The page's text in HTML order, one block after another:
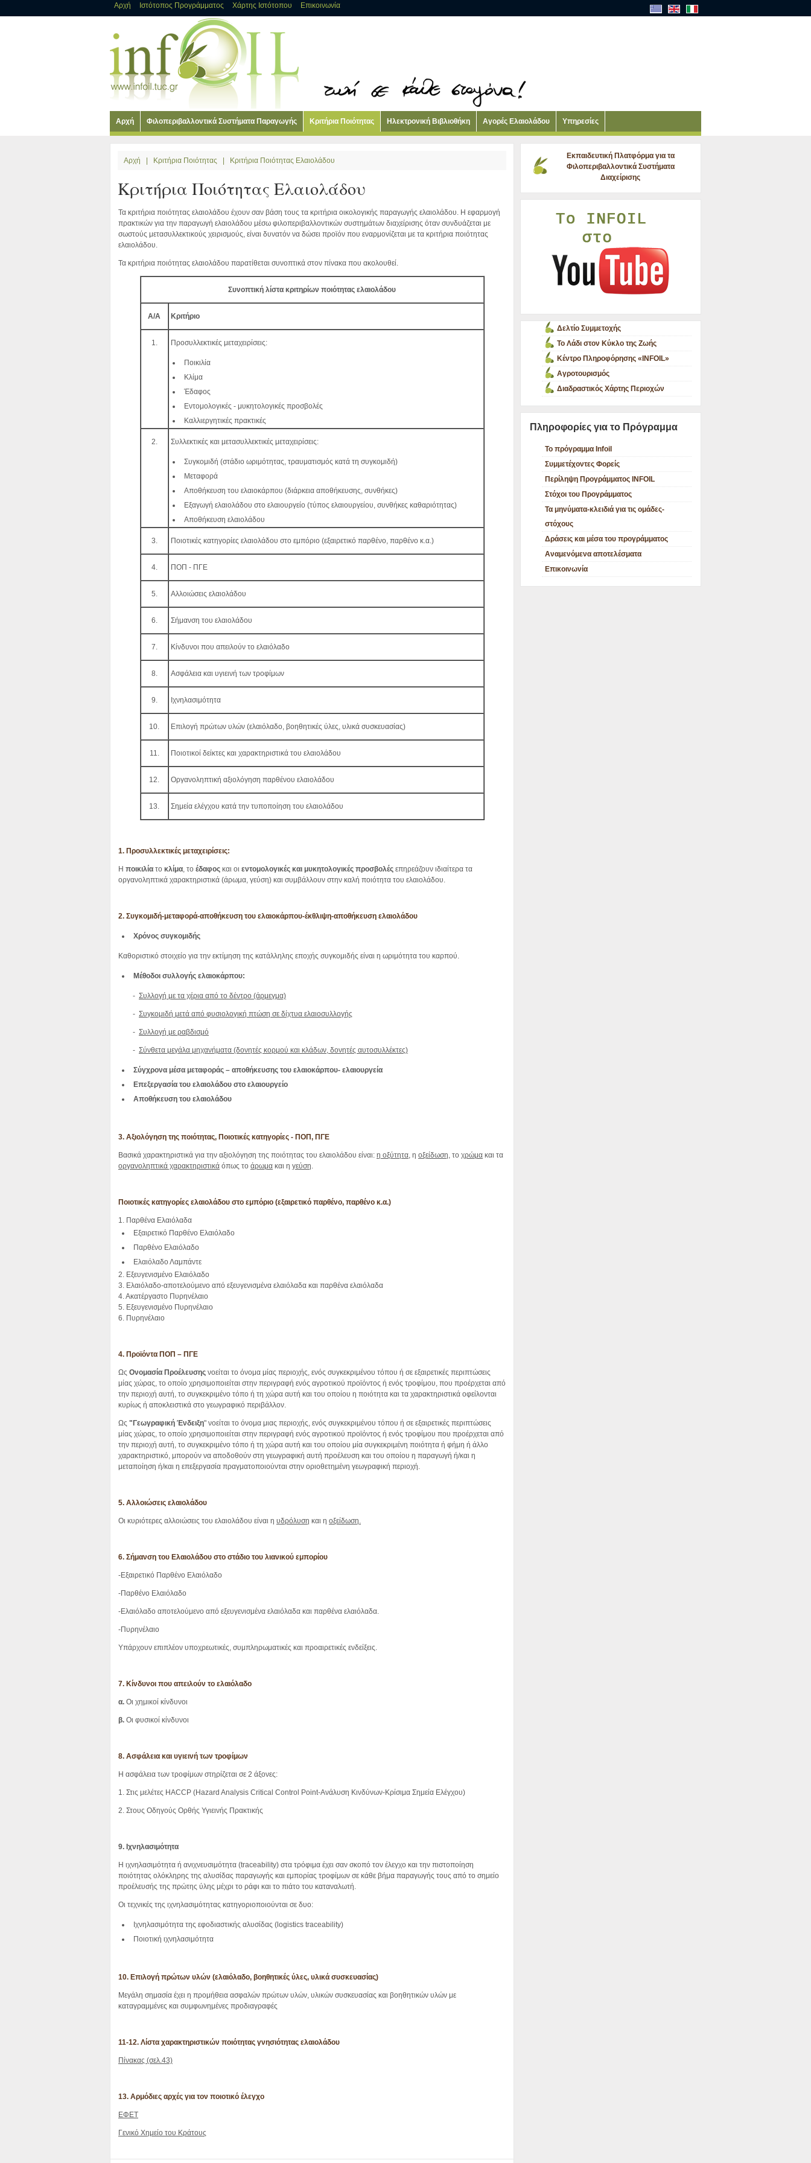
Αρχή Ιστότοπος Προγράμματος Χάρτης Ιστότοπου Επικοινωνία
Αρχή Φιλοπεριβαλλοντικά Συστήματα Παραγωγής Κριτήρια Ποιότητας Ηλεκτρονική Βιβλιοθήκη Αγορές Ελαιολάδου Υπηρεσίες
Εκπαιδευτική Πλατφόρμα για τα
Φιλοπεριβαλλοντικά Συστήματα
Διαχείρισης
Δελτίο Συμμετοχής
Το Λάδι στον Κύκλο της Ζωής
Κέντρο Πληροφόρησης «INFOIL»
Αγροτουρισμός
Διαδραστικός Χάρτης Περιοχών
Πληροφορίες για το Πρόγραμμα
Το πρόγραμμα Infoil
Συμμετέχοντες Φορείς
Περίληψη Προγράμματος INFOIL
Στόχοι του Προγράμματος
Τα μηνύματα-κλειδιά για τις ομάδες-
στόχους
Δράσεις και μέσα του προγράμματος
Αναμενόμενα αποτελέσματα
Επικοινωνία
Αρχή Κριτήρια Ποιότητας Κριτήρια Ποιότητας Ελαιολάδου
Κριτήρια Ποιότητας Ελαιολάδου
Τα κριτήρια ποιότητας ελαιολάδου έχουν σαν βάση τους τα κριτήρια οικολογικής παραγωγής ελαιολάδου. Η εφαρμογή
πρακτικών για την παραγωγή ελαιολάδου μέσω φιλοπεριβαλλοντικών συστημάτων διαχείρισης όταν συνδυάζεται με
σωστούς μετασυλλεκτικούς χειρισμούς, είναι δυνατόν να δώσει προϊόν που εναρμονίζεται με τα κριτήρια ποιότητας
ελαιολάδου.
Τα κριτήρια ποιότητας ελαιολάδου παρατίθεται συνοπτικά στον πίνακα που ακολουθεί.
Συνοπτική λίστα κριτηρίων ποιότητας ελαιολάδου
Α/Α Κριτήριο
1. Προσυλλεκτικές μεταχειρίσεις:
Ποικιλία
Κλίμα
Έδαφος
Εντομολογικές - μυκητολογικές προσβολές
Καλλιεργητικές πρακτικές
2. Συλλεκτικές και μετασυλλεκτικές μεταχειρίσεις:
Συγκομιδή (στάδιο ωριμότητας, τραυματισμός κατά τη συγκομιδή)
Μεταφορά
Αποθήκευση του ελαιοκάρπου (διάρκεια αποθήκευσης, συνθήκες)
Εξαγωγή ελαιολάδου στο ελαιουργείο (τύπος ελαιουργείου, συνθήκες καθαριότητας)
Αποθήκευση ελαιολάδου
3. Ποιοτικές κατηγορίες ελαιολάδου στο εμπόριο (εξαιρετικό παρθένο, παρθένο κ.α.)
4. ΠΟΠ - ΠΓΕ
5. Αλλοιώσεις ελαιολάδου
6. Σήμανση του ελαιολάδου
7. Κίνδυνοι που απειλούν το ελαιόλαδο
8. Ασφάλεια και υγιεινή των τροφίμων
9. Ιχνηλασιμότητα
10. Επιλογή πρώτων υλών (ελαιόλαδο, βοηθητικές ύλες, υλικά συσκευασίας)
11. Ποιοτικοί δείκτες και χαρακτηριστικά του ελαιολάδου
12. Οργανοληπτική αξιολόγηση παρθένου ελαιολάδου
13. Σημεία ελέγχου κατά την τυποποίηση του ελαιολάδου
1. Προσυλλεκτικές μεταχειρίσεις:
Η ποικιλία το κλίμα, το έδαφος και οι εντομολογικές και μυκητολογικές προσβολές επηρεάζουν ιδιαίτερα τα
οργανοληπτικά χαρακτηριστικά (άρωμα, γεύση) και συμβάλλουν στην καλή ποιότητα του ελαιολάδου.
2. Συγκομιδή-μεταφορά-αποθήκευση του ελαιοκάρπου-έκθλιψη-αποθήκευση ελαιολάδου
Χρόνος συγκομιδής
Καθοριστικό στοιχείο για την εκτίμηση της κατάλληλης εποχής συγκομιδής είναι η ωριμότητα του καρπού.
Μέθοδοι συλλογής ελαιοκάρπου:
- Συλλογή με τα χέρια από το δέντρο (άρμεγμα)
- Συγκομιδή μετά από φυσιολογική πτώση σε δίχτυα ελαιοσυλλογής
- Συλλογή με ραβδισμό
- Σύνθετα μεγάλα μηχανήματα (δονητές κορμού και κλάδων, δονητές αυτοσυλλέκτες)
Σύγχρονα μέσα μεταφοράς – αποθήκευσης του ελαιοκάρπου- ελαιουργεία
Επεξεργασία του ελαιολάδου στο ελαιουργείο
Αποθήκευση του ελαιολάδου
3. Αξιολόγηση της ποιότητας, Ποιοτικές κατηγορίες - ΠΟΠ, ΠΓΕ
Βασικά χαρακτηριστικά για την αξιολόγηση της ποιότητας του ελαιολάδου είναι: η οξύτητα, η οξείδωση, το χρώμα και τα
οργανοληπτικά χαρακτηριστικά όπως το άρωμα και η γεύση.
Ποιοτικές κατηγορίες ελαιολάδου στο εμπόριο (εξαιρετικό παρθένο, παρθένο κ.α.)
1. Παρθένα Ελαιόλαδα
Εξαιρετικό Παρθένο Ελαιόλαδο
Παρθένο Ελαιόλαδο
Ελαιόλαδο Λαμπάντε
2. Εξευγενισμένο Ελαιόλαδο
3. Ελαιόλαδο-αποτελούμενο από εξευγενισμένα ελαιόλαδα και παρθένα ελαιόλαδα
4. Ακατέργαστο Πυρηνέλαιο
5. Εξευγενισμένο Πυρηνέλαιο
6. Πυρηνέλαιο
4. Προϊόντα ΠΟΠ – ΠΓΕ
Ως Ονομασία Προέλευσης νοείται το όνομα μίας περιοχής, ενός συγκεκριμένου τόπου ή σε εξαιρετικές περιπτώσεις
μίας χώρας, το οποίο χρησιμοποιείται στην περιγραφή ενός αγροτικού προϊόντος ή ενός τροφίμου, που προέρχεται από
την περιοχή αυτή, το συγκεκριμένο τόπο ή τη χώρα αυτή και του οποίου η ποιότητα και τα χαρακτηριστικά οφείλονται
κυρίως ή αποκλειστικά στο γεωγραφικό περιβάλλον.
Ως "Γεωγραφική Ένδειξη" νοείται το όνομα μιας περιοχής, ενός συγκεκριμένου τόπου ή σε εξαιρετικές περιπτώσεις
μίας χώρας, το οποίο χρησιμοποιείται στην περιγραφή ενός αγροτικού προϊόντος ή ενός τροφίμου που προέρχεται από
την περιοχή αυτή, το συγκεκριμένο τόπο ή τη χώρα αυτή και του οποίου μία συγκεκριμένη ποιότητα ή φήμη ή άλλο
χαρακτηριστικό, μπορούν να αποδοθούν στη γεωγραφική αυτή προέλευση και του οποίου η παραγωγή ή/και η
μεταποίηση ή/και η επεξεργασία πραγματοποιούνται στην οριοθετημένη γεωγραφική περιοχή.
5. Αλλοιώσεις ελαιολάδου
Οι κυριότερες αλλοιώσεις του ελαιολάδου είναι η υδρόλυση και η οξείδωση.
6. Σήμανση του Ελαιολάδου στο στάδιο του λιανικού εμπορίου
-Εξαιρετικό Παρθένο Ελαιόλαδο
-Παρθένο Ελαιόλαδο
-Ελαιόλαδο αποτελούμενο από εξευγενισμένα ελαιόλαδα και παρθένα ελαιόλαδα.
-Πυρηνέλαιο
Υπάρχουν επιπλέον υποχρεωτικές, συμπληρωματικές και προαιρετικές ενδείξεις.
7. Κίνδυνοι που απειλούν το ελαιόλαδο
α. Oι χημικοί κίνδυνοι
β. Oι φυσικοί κίνδυνοι
8. Ασφάλεια και υγιεινή των τροφίμων
Η ασφάλεια των τροφίμων στηρίζεται σε 2 άξονες:
1. Στις μελέτες HACCP (Hazard Analysis Critical Control Point-Ανάλυση Κινδύνων-Κρίσιμα Σημεία Ελέγχου)
2. Στους Οδηγούς Ορθής Υγιεινής Πρακτικής
9. Ιχνηλασιμότητα
Η ιχνηλασιμότητα ή ανιχνευσιμότητα (traceability) στα τρόφιμα έχει σαν σκοπό τον έλεγχο και την πιστοποίηση
ποιότητας ολόκληρης της αλυσίδας παραγωγής και εμπορίας τροφίμων σε κάθε βήμα παραγωγής τους από το σημείο
προέλευσής της πρώτης ύλης μέχρι το ράφι και το πιάτο του καταναλωτή.
Οι τεχνικές της ιχνηλασιμότητας κατηγοριοποιούνται σε δυο:
Ιχνηλασιμότητα της εφοδιαστικής αλυσίδας (logistics traceability)
Ποιοτική ιχνηλασιμότητα
10. Επιλογή πρώτων υλών (ελαιόλαδο, βοηθητικές ύλες, υλικά συσκευασίας)
Μεγάλη σημασία έχει η προμήθεια ασφαλών πρώτων υλών, υλικών συσκευασίας και βοηθητικών υλών με
καταγραμμένες και συμφωνημένες προδιαγραφές
11-12. Λίστα χαρακτηριστικών ποιότητας γνησιότητας ελαιολάδου
Πίνακας (σελ.43)
13. Αρμόδιες αρχές για τον ποιοτικό έλεγχο
ΕΦΕΤ
Γενικό Χημείο του Κράτους